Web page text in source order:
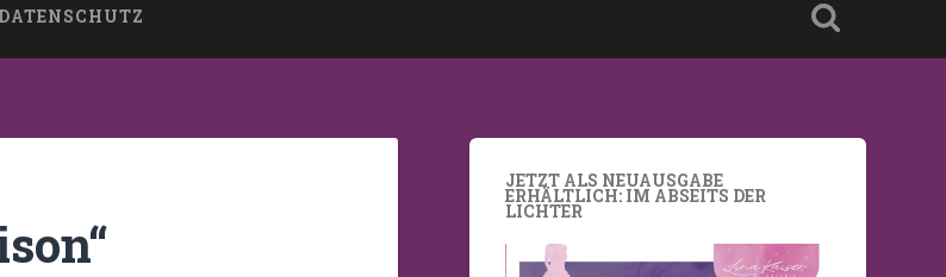
JETZT ALS NEUAUSGABE
ERHÄLTLICH: IM ABSEITS DER
LICHTER